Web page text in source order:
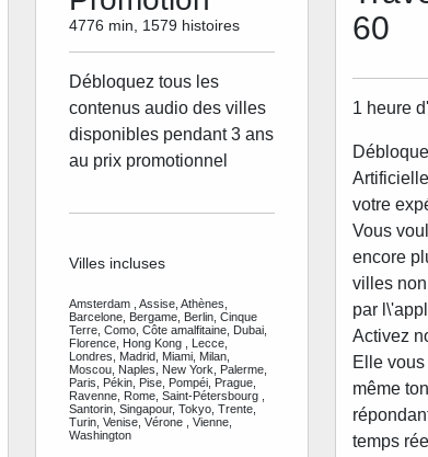
4776 min, 1579 histoires
Débloquez tous les
contenus audio des villes
disponibles pendant 3 ans
au prix promotionnel
Villes incluses
Amsterdam , Assise, Athènes,
Barcelone, Bergame, Berlin, Cinque
Terre, Como, Côte amalfitaine, Dubai,
Florence, Hong Kong , Lecce,
Londres, Madrid, Miami, Milan,
Moscou, Naples, New York, Palerme,
Paris, Pékin, Pise, Pompéi, Prague,
Ravenne, Rome, Saint-Pétersbourg ,
Santorin, Singapour, Tokyo, Trente,
Turin, Venise, Vérone , Vienne,
Washington
60
1 heure
votre
Vous
encore
villes
par
Activez
Elle
même
temps